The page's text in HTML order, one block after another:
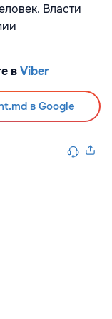
Власти
вViber
в Google